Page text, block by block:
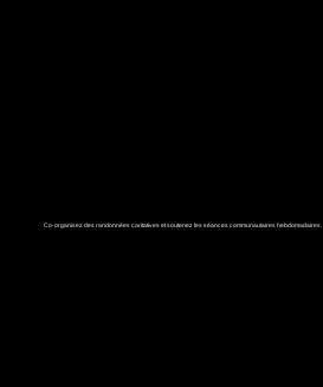
Co-organisez des randonnées caritatives et soutenez les séances communautaires hebdomadaires.